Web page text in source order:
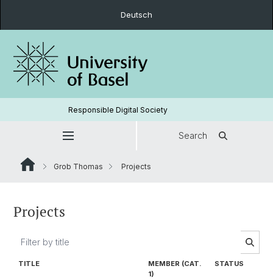
Deutsch
Responsible Digital Society
Search
Grob Thomas Projects
Projects
TITLE
MEMBER (CAT.
1)
STATUS